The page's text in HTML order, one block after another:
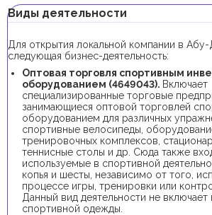
Виды деятельности
Для открытия локальной компании в
следующая бизнес-деятельность:
Оптовая торговля спортивным
оборудованием (4649043). Включает
специализированные торговые
занимающиеся оптовой торговлей
оборудованием для различных
спортивные велосипеды,
тренировочных комплексов,
теннисные столы и др. Сюда также
используемые в спортивной
копья и шесты, независимо от того,
процессе игры, тренировки или
Данный вид деятельности не
спортивной одежды.